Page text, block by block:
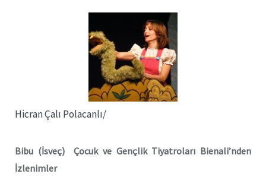
Hicran Çalı Polacanlı/
Bibu (İsveç) Çocuk ve Gençlik Tiyatroları Bienali’nden
İzlenimler